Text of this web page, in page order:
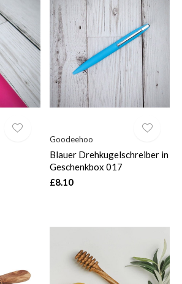
Goodeehoo
Blauer Drehkugelschreiber in
Geschenkbox 017
£8.10